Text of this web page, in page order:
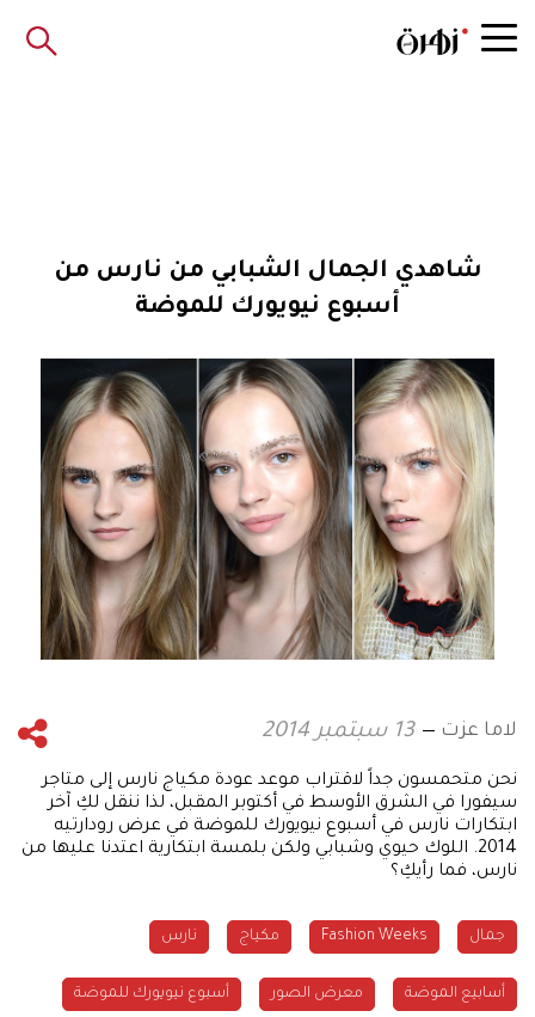
شاهدي الجمال الشبابي من نارس من
أسبوع نيويورك للموضة
لاما عزت 13 سبتمبر 2014
نحن متحمسون جداً لاقتراب موعد عودة مكياج نارس إلى متاجر
سيفورا في الشرق الأوسط في أكتوبر المقبل، لذا ننقل لكِ آخر
ابتكارات نارس في أسبوع نيويورك للموضة في عرض رودارتيه
2014. اللوك حيوي وشبابي ولكن بلمسة ابتكارية اعتدنا عليها من
نارس، فما رأيكِ؟
جمال Fashion Weeks مكياج نارس
أسابيع الموضة معرض الصور أسبوع نيويورك للموضة